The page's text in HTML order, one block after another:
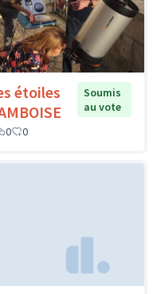
étoiles
Soumis
au vote
0 0